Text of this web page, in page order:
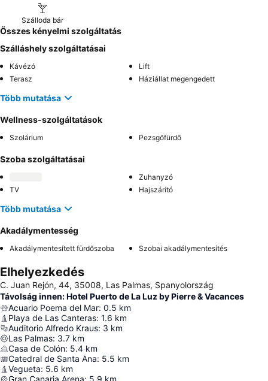
Szálloda bár
Összes kényelmi szolgáltatás
Szálláshely szolgáltatásai
Kávézó
Lift
Terasz
Háziállat megengedett
Több mutatása
Wellness-szolgáltatások
Szolárium Pezsgőfürdő
Szoba szolgáltatásai
Zuhanyzó
TV
Hajszárító
Több mutatása
Akadálymentesség
Akadálymentesített fürdőszoba Szobai akadálymentesítés
Elhelyezkedés
C. Juan Rejón, 44, 35008, Las Palmas, Spanyolország
Távolság innen: Hotel Puerto de La Luz by Pierre & Vacances
Acuario Poema del Mar: 0.5 km
Playa de Las Canteras: 1.6 km
Auditorio Alfredo Kraus: 3 km
Las Palmas: 3.7 km
Casa de Colón: 5.4 km
Catedral de Santa Ana: 5.5 km
Vegueta: 5.6 km
Gran Canaria Arena: 5.9 km